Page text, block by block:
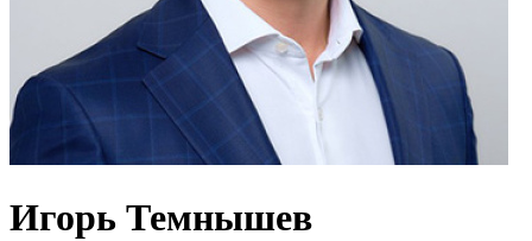
Игорь Темнышев